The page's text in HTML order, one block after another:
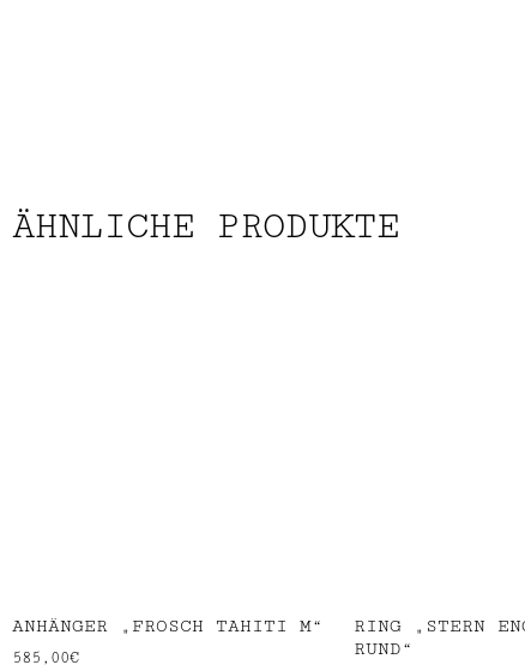
ÄHNLICHE PRODUKTE
ANHÄNGER „FROSCH TAHITI M“
585,00€
RING „STERN
RUND“